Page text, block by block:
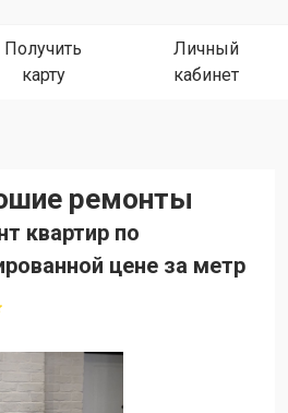
Получить
карту
Личный
кабинет
ремонты
квартир по
цене за метр